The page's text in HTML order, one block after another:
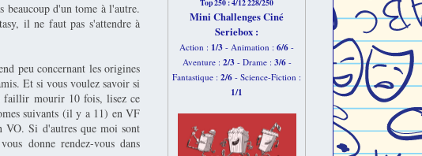
d'un tome à l'autre.
il ne faut pas s'attendre à
peu concernant les origines
Et si vous voulez savoir si
faillir mourir 10 fois, lisez ce
suivants (il y a 11) en VF
VO. Si d'autres que moi sont
donne rendez-vous dans
Mini Challenges Ciné
Seriebox :
Action : 1/3 - Animation : 6/6 -
Aventure : 2/3- Drame : 3/6-
Fantastique : 2/6 - Science-Fiction :
1/1